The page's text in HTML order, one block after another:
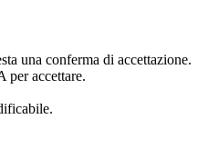
una conferma di accettazione.
per accettare.